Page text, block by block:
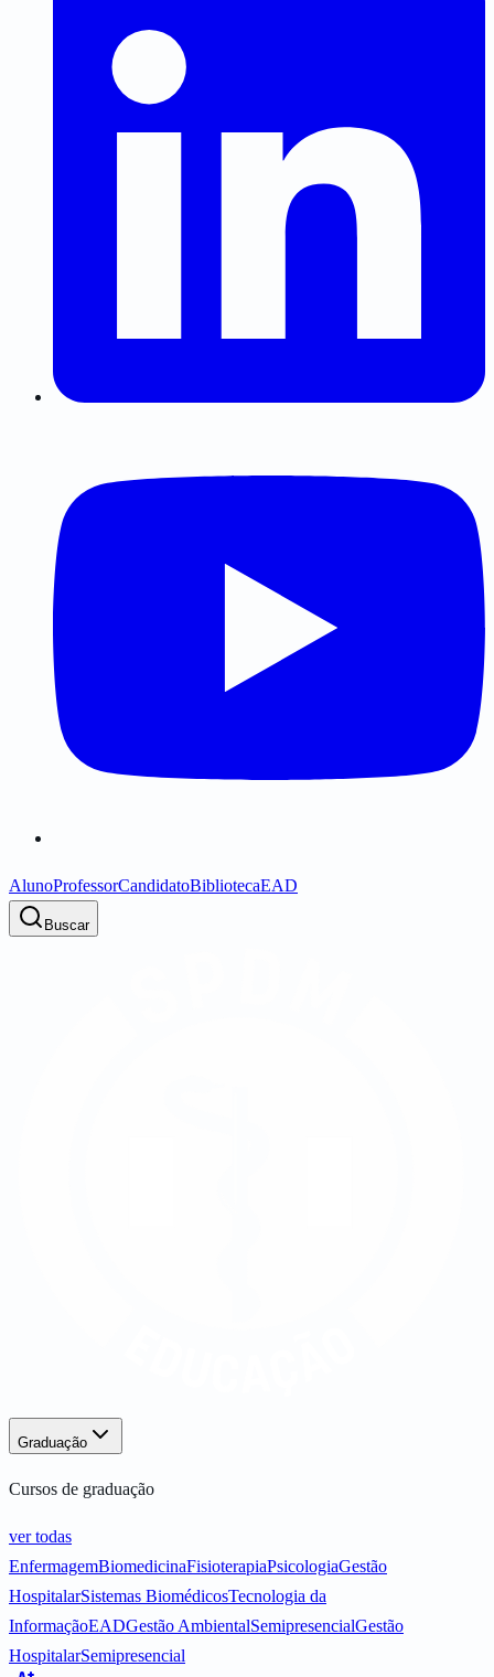
AlunoProfessorCandidatoBibliotecaEAD
Buscar
Graduação
Cursos de graduação
ver todas
EnfermagemBiomedicinaFisioterapiaPsicologiaGestão
HospitalarSistemas BiomédicosTecnologia da
InformaçãoEADGestão AmbientalSemipresencialGestão
HospitalarSemipresencial